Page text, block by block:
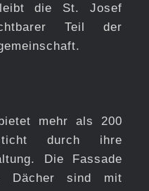
die St. Josef
Teil der
mehr als 200
durch ihre
Die Fassade
Dächer sind mit